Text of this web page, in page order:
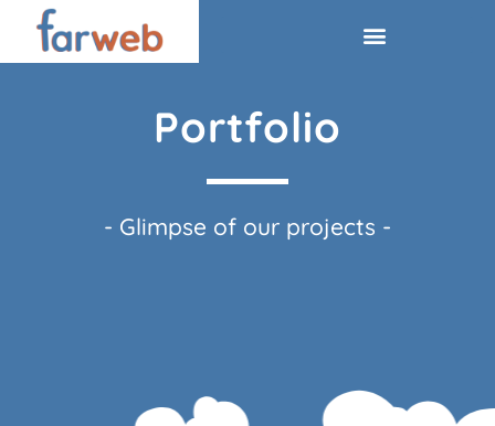
Portfolio
- Glimpse of our projects -